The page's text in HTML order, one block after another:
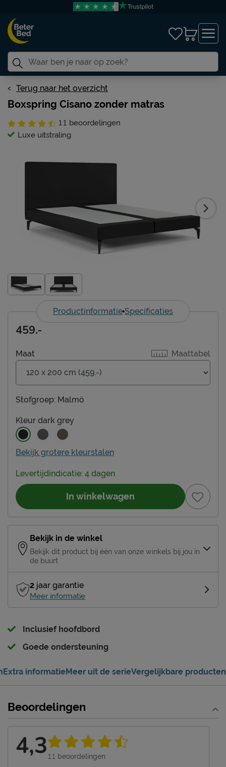
Terug naar het overzicht
Boxspring Cisano zonder matras
11 beoordelingen
Luxe uitstraling
Productinformatie Specificaties
Maattabel
Maat
Stofgroep: Malmö
Kleur dark grey
Bekijk grotere kleurstalen
459.-
Levertijdindicatie: 4 dagen
In winkelwagen
Bekijk in de winkel
Bekijk dit product bij één van onze winkels bij jou in
de buurt
2 jaar garantie
Meer informatie
Inclusief hoofdbord
Goede ondersteuning
Extra informatieMeer uit de serieVergelijkbare producten
Beoordelingen
4,3 11 beoordelingen